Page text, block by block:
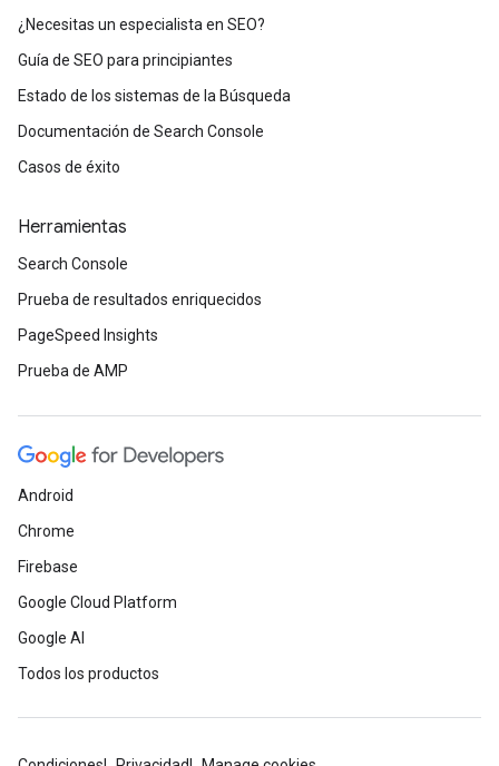
¿Necesitas un especialista en SEO?
Guía de SEO para principiantes
Estado de los sistemas de la Búsqueda
Documentación de Search Console
Casos de éxito
Herramientas
Search Console
Prueba de resultados enriquecidos
PageSpeed Insights
Prueba de AMP
Android
Chrome
Firebase
Google Cloud Platform
Google AI
Todos los productos